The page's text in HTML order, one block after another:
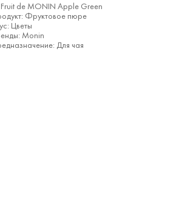
Fruit de MONIN Apple Green
Фруктовое пюре
Цветы
Monin
Для чая